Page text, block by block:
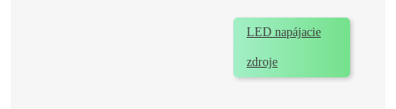
LED napájacie
zdroje